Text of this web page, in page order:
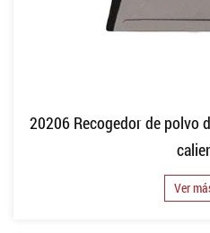
20206 Recogedor de polvo
Ver